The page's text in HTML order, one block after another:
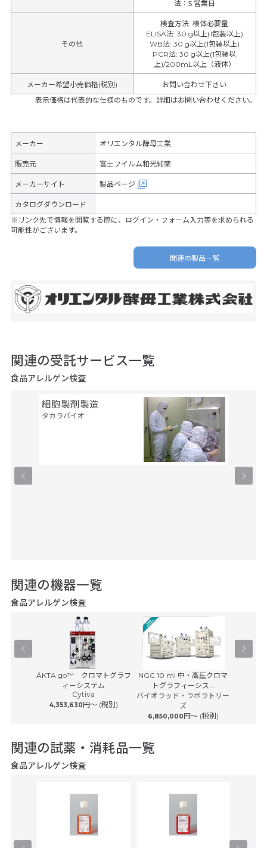
法：5 営業日
その他
検査方法:検体必要量
ELISA法: 30 g以上(1包装以上)
WB法: 30 g以上(1包装以上)
PCR法:30 g以上(1包装以
上)/200mL以上（液体）
メーカー希望小売価格(税別)
お問い合わせ下さい
表示価格は代表的な仕様のものです。詳細はお問い合わせください。
メーカー オリエンタル酵母工業
販売元 富士フイルム和光純薬
メーカーサイト 製品ページ
カタログダウンロード
※リンク先で情報を閲覧する際に、ログイン・フォーム入力等を求められる
可能性がございます。
関連の製品一覧
関連の受託サービス一覧
食品アレルゲン検査
細胞製剤製造
タカラバイオ
関連の機器一覧
食品アレルゲン検査
ÄKTA go™ クロマトグラフ
ィーシステム
Cytiva
4,353,630円〜 (税別)
NGC 10 ml 中・高圧クロマ
トグラフィーシス...
バイオラッド・ラボラトリー
ズ
6,850,000円〜 (税別)
関連の試薬・消耗品一覧
食品アレルゲン検査